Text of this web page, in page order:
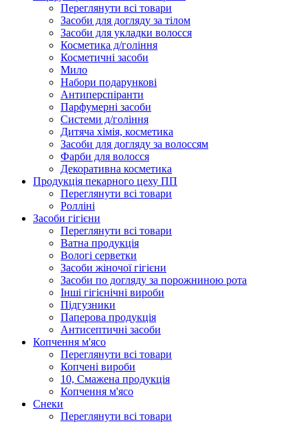
Переглянути всі товари
Засоби для догляду за тілом
Засоби для укладки волосся
Косметика д/гоління
Косметичні засоби
Мило
Набори подарункові
Антиперспіранти
Парфумерні засоби
Системи д/гоління
Дитяча хімія, косметика
Засоби для догляду за волоссям
Фарби для волосся
Декоративна косметика
Продукцiя пекарного цеху ПП
Переглянути всі товари
Ролліні
Засоби гігієни
Переглянути всі товари
Ватна продукція
Вологi серветки
Засоби жіночої гігієни
Засоби по догляду за порожниною рота
Інші гігієнічні вироби
Підгузники
Паперова продукція
Антисептичні засоби
Копчення м'ясо
Переглянути всі товари
Копчені вироби
10, Смажена продукція
Копчення м'ясо
Снеки
Переглянути всі товари